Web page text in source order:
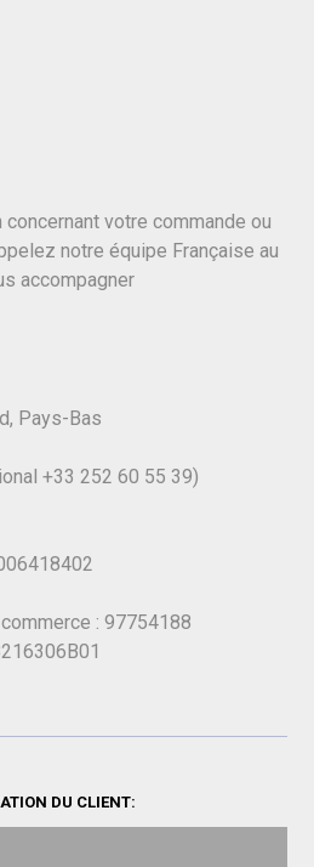
votre commande ou
notre équipe Française au
accompagner
Pays-Bas
+33 252 60 55 39)
: 97754188
DU CLIENT: